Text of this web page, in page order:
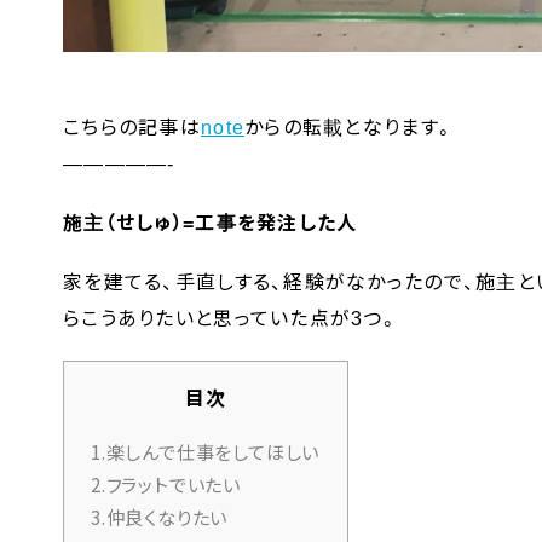
こちらの記事はnoteからの転載となります。
—————-
施主（せしゅ）=工事を発注した人
家を建てる、手直しする、経験がなかったので、施主
らこうありたいと思っていた点が3つ。
目次
1.楽しんで仕事をしてほしい
2.フラットでいたい
3.仲良くなりたい